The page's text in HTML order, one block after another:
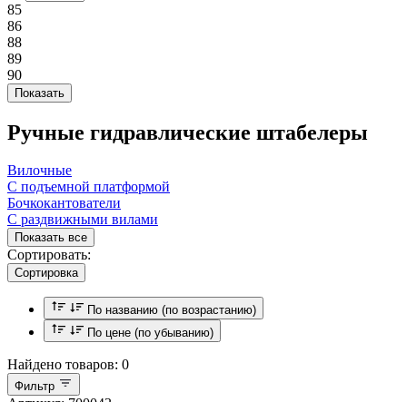
85
86
88
89
90
Ручные гидравлические штабелеры
Вилочные
С подъемной платформой
Бочкокантователи
С раздвижными вилами
Показать все
Сортировать:
Сортировка
По названию (по возрастанию)
По цене (по убыванию)
Найдено товаров: 0
Фильтр